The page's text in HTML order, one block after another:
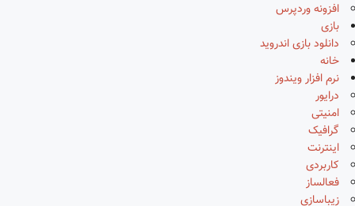
افزونه وردپرس
بازی
دانلود بازی اندروید
خانه
نرم افزار ویندوز
درایور
امنیتی
گرافیک
اینترنت
کاربردی
فعالساز
زیباسازی